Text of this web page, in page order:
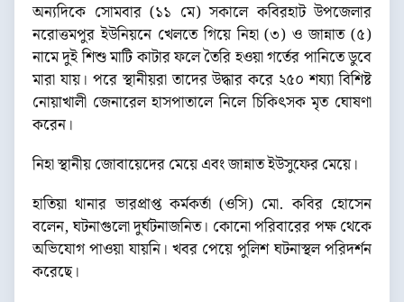
অন্যদিকে সোমবার (১১ মে) সকালে কবিরহাট উপজেলার
নরোত্তমপুর ইউনিয়নে খেলতে গিয়ে নিহা (৩) ও জান্নাত (৫)
নামে দুই শিশু মাটি কাটার ফলে তৈরি হওয়া গর্তের পানিতে ডুবে
মারা যায়। পরে স্থানীয়রা তাদের উদ্ধার করে ২৫০ শয্যা বিশিষ্ট
নোয়াখালী জেনারেল হাসপাতালে নিলে চিকিৎসক মৃত ঘোষণা
করেন।
নিহা স্থানীয় জোবায়েদের মেয়ে এবং জান্নাত ইউসুফের মেয়ে।
হাতিয়া থানার ভারপ্রাপ্ত কর্মকর্তা (ওসি) মো. কবির হোসেন
বলেন, ঘটনাগুলো দুর্ঘটনাজনিত। কোনো পরিবারের পক্ষ থেকে
অভিযোগ পাওয়া যায়নি। খবর পেয়ে পুলিশ ঘটনাস্থল পরিদর্শন
করেছে।